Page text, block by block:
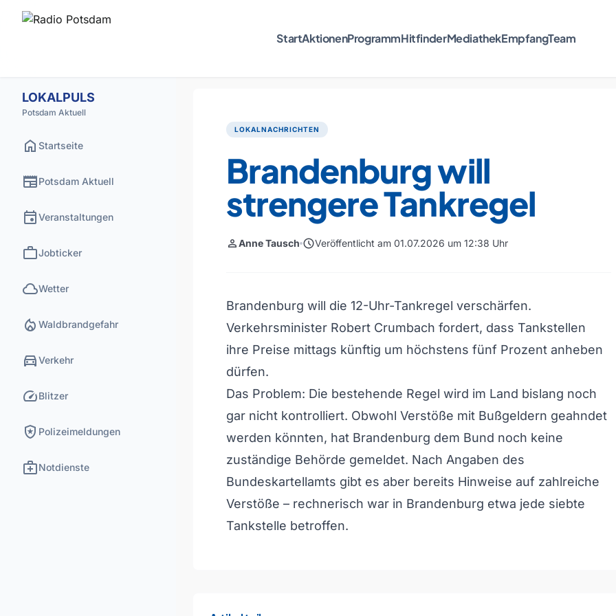
StartAktionenProgrammHitfinderMediathekEmpfangTeam
LOKALPULS
Potsdam Aktuell
home Startseite
newspaperPotsdam Aktuell
eventVeranstaltungen
workJobticker
cloudWetter
local_fire_department Waldbrandgefahr
directions_carVerkehr
speedBlitzer
local_police Polizeimeldungen
medical_servicesNotdienste
LOKALNACHRICHTEN
Brandenburg will
strengere Tankregel
personAnne Tausch scheduleVeröffentlicht am 01.07.2026 um 12:38 Uhr
Brandenburg will die 12-Uhr-Tankregel verschärfen.
Verkehrsminister Robert Crumbach fordert, dass Tankstellen
ihre Preise mittags künftig um höchstens fünf Prozent anheben
dürfen.
Das Problem: Die bestehende Regel wird im Land bislang noch
gar nicht kontrolliert. Obwohl Verstöße mit Bußgeldern geahndet
werden könnten, hat Brandenburg dem Bund noch keine
zuständige Behörde gemeldet. Nach Angaben des
Bundeskartellamts gibt es aber bereits Hinweise auf zahlreiche
Verstöße – rechnerisch war in Brandenburg etwa jede siebte
Tankstelle betroffen.